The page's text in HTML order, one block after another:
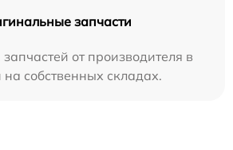
запчасти
от производителя в
собственных складах.